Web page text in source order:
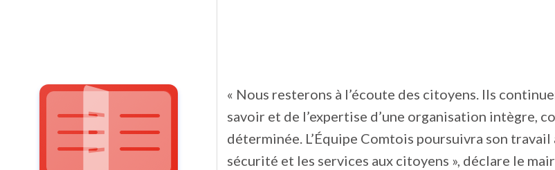
« Nous resterons à l’écoute des citoyens. Ils
savoir et de l’expertise d’une organisation intègre,
déterminée. L’Équipe Comtois poursuivra son travail
sécurité et les services aux citoyens », déclare le